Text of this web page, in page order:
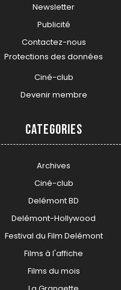
Newsletter
Publicité
Contactez-nous
Protections des données
Ciné-club
Devenir membre
Categories
Archives
Ciné-club
Delémont BD
Delémont-Hollywood
Festival du Film Delémont
Films à l'affiche
Films du mois